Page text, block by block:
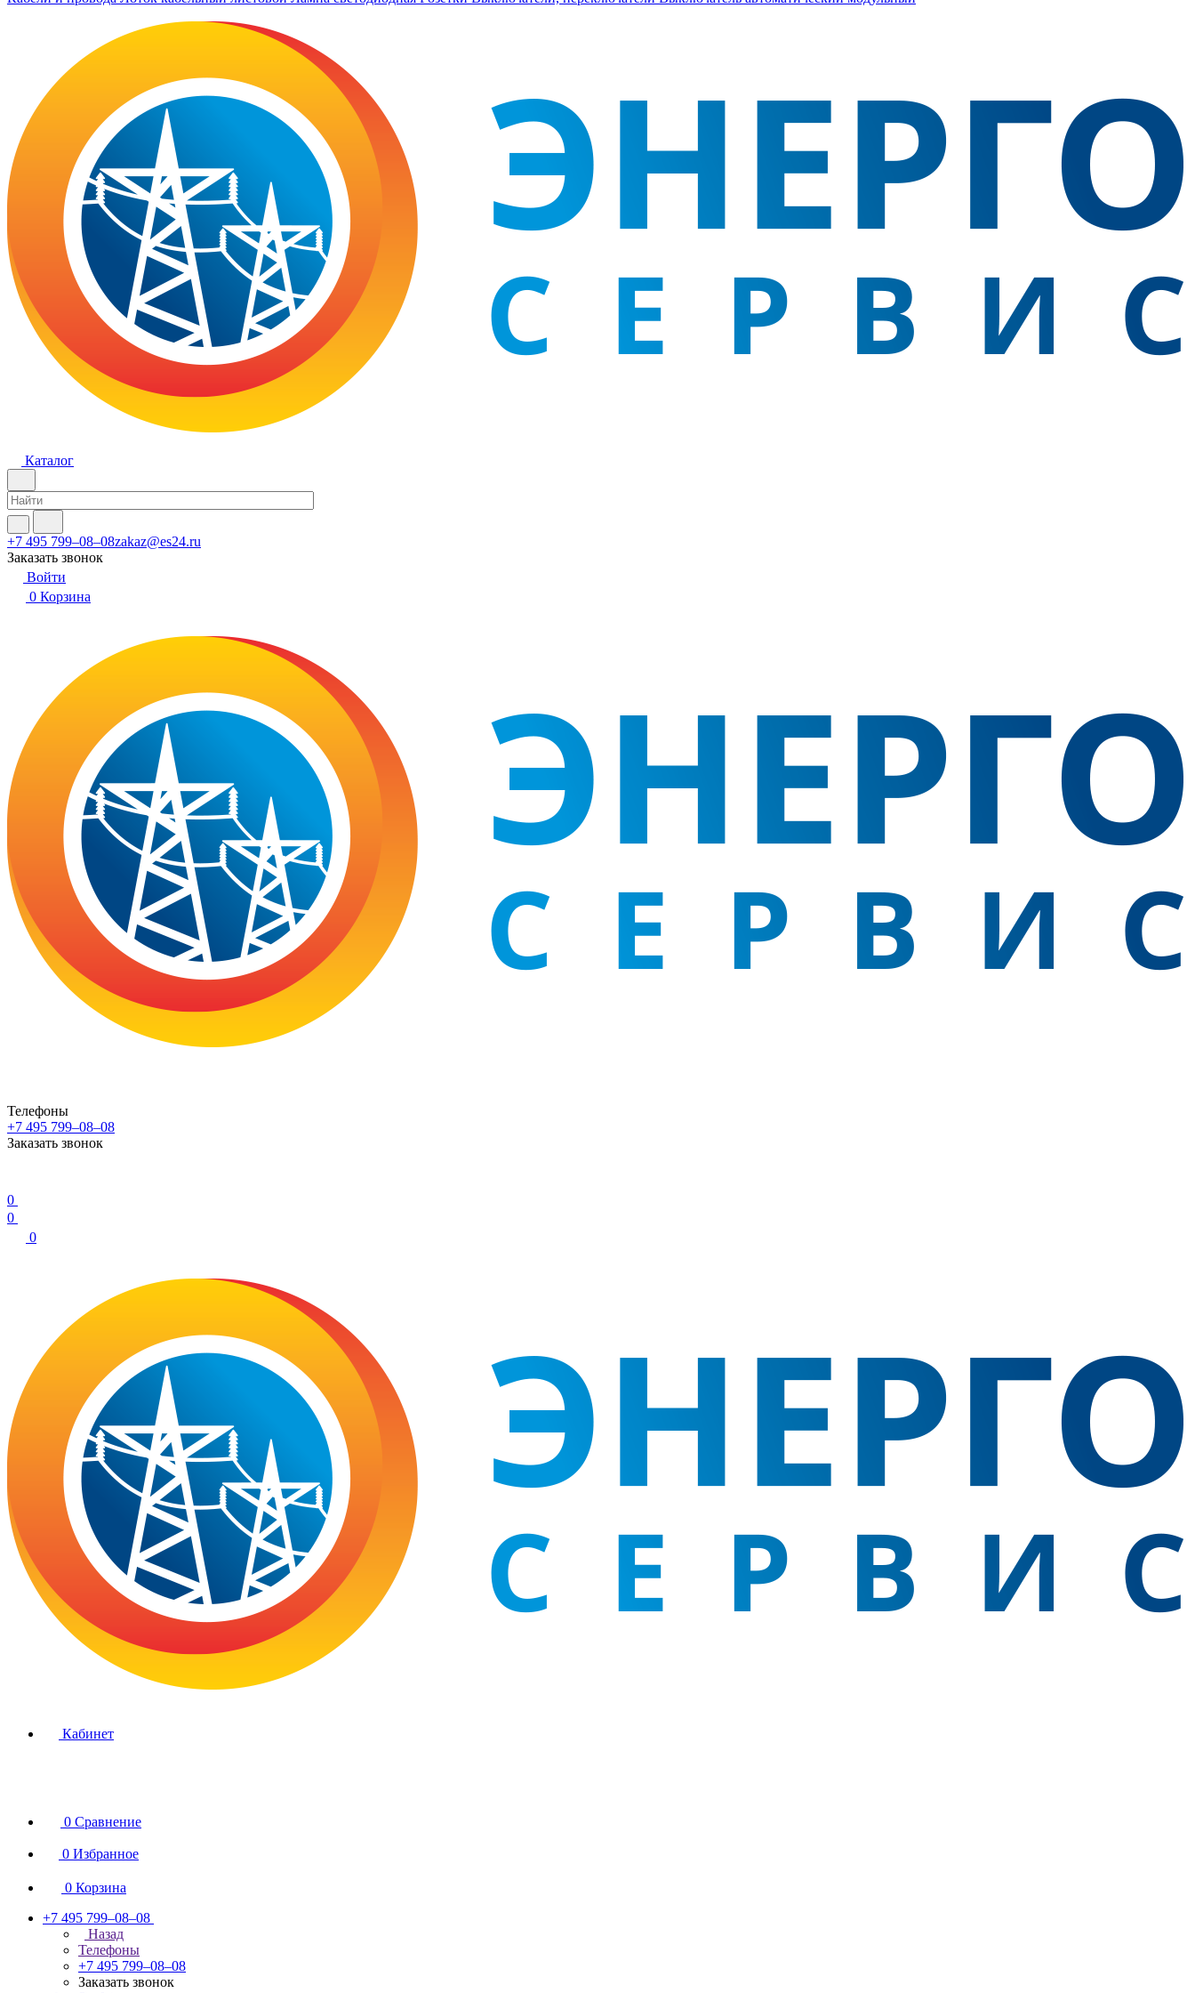
Каталог
+7 495 799–08–08zakaz@es24.ru
Заказать звонок
Войти
0 Корзина
Телефоны
+7 495 799–08–08
Заказать звонок
0
0
0
Кабинет
0 Сравнение
0 Избранное
0 Корзина
+7 495 799–08–08
Назад
Телефоны
+7 495 799–08–08
Заказать звонок